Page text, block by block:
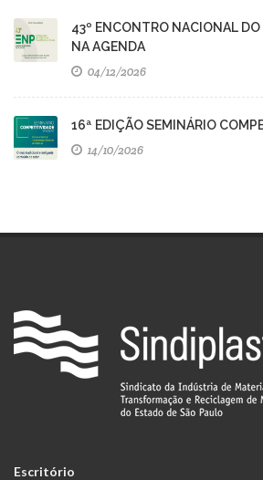
43º ENCONTRO NACIONAL
NA AGENDA
04/12/2026
16ª EDIÇÃO SEMINÁRIO
14/10/2026
Escritório